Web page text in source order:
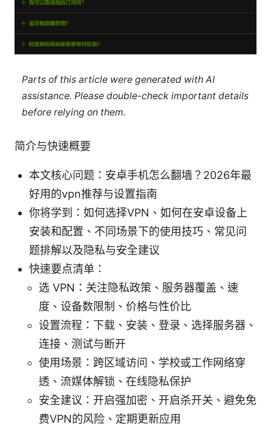
Parts of this article were generated with AI
assistance. Please double-check important details
before relying on them.
简介与快速概要
本文核心问题：安卓手机怎么翻墙？2026年最
好用的vpn推荐与设置指南
你将学到：如何选择VPN、如何在安卓设备上
安装和配置、不同场景下的使用技巧、常见问
题排解以及隐私与安全建议
快速要点清单：
选 VPN：关注隐私政策、服务器覆盖、速
度、设备数限制、价格与性价比
设置流程：下载、安装、登录、选择服务器、
连接、测试与断开
使用场景：跨区域访问、学校或工作网络穿
透、流媒体解锁、在线隐私保护
安全建议：开启强加密、开启杀开关、避免免
费VPN的风险、定期更新应用